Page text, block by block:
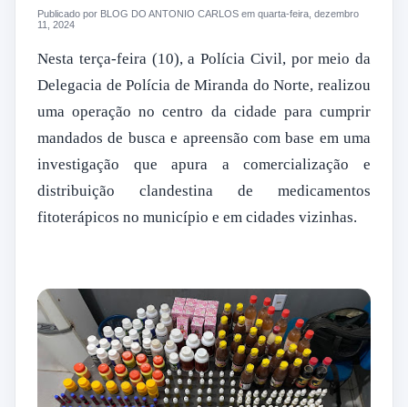
Publicado por BLOG DO ANTONIO CARLOS em quarta-feira, dezembro
11, 2024
Nesta terça-feira (10), a Polícia Civil, por meio da
Delegacia de Polícia de Miranda do Norte, realizou
uma operação no centro da cidade para cumprir
mandados de busca e apreensão com base em uma
investigação que apura a comercialização e
distribuição clandestina de medicamentos
fitoterápicos no município e em cidades vizinhas.